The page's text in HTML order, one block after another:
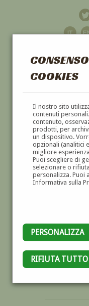
COOKIES
Il nostro sito
contenuti
contenuto,
prodotti, per
un dispositivo.
opzionali (analitici
migliore
Puoi scegliere di
selezionare o
personalizza. Puoi
Informativa sulla
PERSONALIZZA
RIFIUTA TUTTO
DIPINTI